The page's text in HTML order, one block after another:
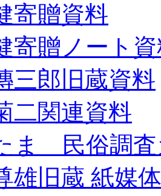
寄贈資料
寄贈ノート
三郎旧蔵資料
二関連資料
ま 民俗調査
雄旧蔵 紙媒